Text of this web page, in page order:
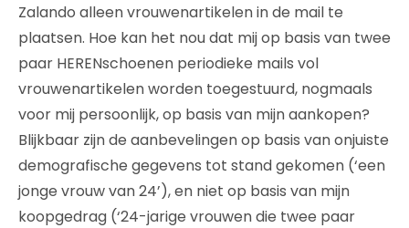
Zalando alleen vrouwenartikelen in de mail te
plaatsen. Hoe kan het nou dat mij op basis van twee
paar HERENschoenen periodieke mails vol
vrouwenartikelen worden toegestuurd, nogmaals
voor mij persoonlijk, op basis van mijn aankopen?
Blijkbaar zijn de aanbevelingen op basis van onjuiste
demografische gegevens tot stand gekomen (‘een
jonge vrouw van 24’), en niet op basis van mijn
koopgedrag (‘24-jarige vrouwen die twee paar